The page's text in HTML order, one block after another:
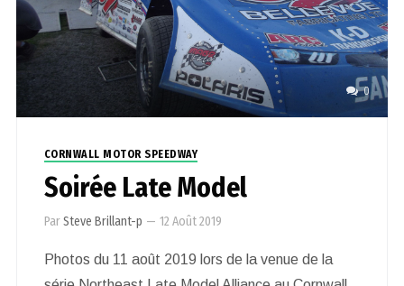
0
CORNWALL MOTOR SPEEDWAY
Soirée Late Model
ParSteve Brillant-p — 12 Août 2019
Photos du 11 août 2019 lors de la venue de la